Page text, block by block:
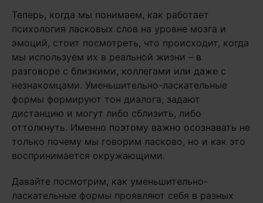
Теперь, когда мы понимаем, как работает
психология ласковых слов на уровне мозга и
эмоций, стоит посмотреть, что происходит, когда
мы используем их в реальной жизни – в
разговоре с близкими, коллегами или даже с
незнакомцами. Уменьшительно-ласкательные
формы формируют тон диалога, задают
дистанцию и могут либо сблизить, либо
оттолкнуть. Именно поэтому важно осознавать не
только почему мы говорим ласково, но и как это
воспринимается окружающими.
Давайте посмотрим, как уменьшительно-
ласкательные формы проявляют себя в разных